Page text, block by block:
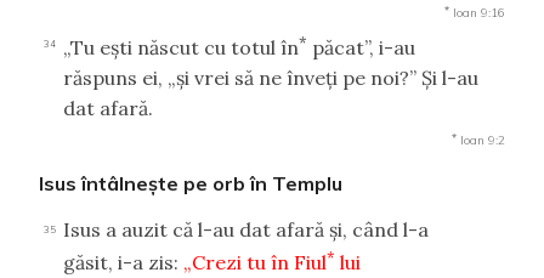
* Ioan 9:16
34 „Tu eşti născut cu totul în* păcat”, i-au
răspuns ei, „şi vrei să ne înveţi pe noi?” Şi l-au
dat afară.
* Ioan 9:2
Isus întâlneşte pe orb în Templu
35
Isus a auzit că l-au dat afară şi, când l-a
găsit, i-a zis: „Crezi tu în Fiul* lui